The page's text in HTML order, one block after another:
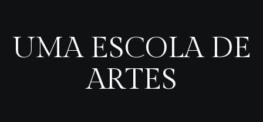
UMA ESCOLA DE
ARTES